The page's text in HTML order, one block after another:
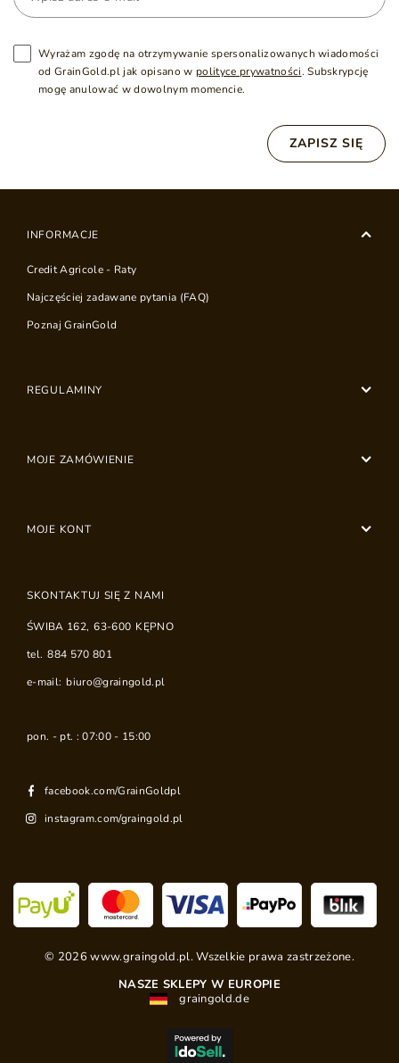
Wyrażam zgodę na otrzymywanie spersonalizowanych wiadomości
od GrainGold.pl jak opisano w polityce prywatności. Subskrypcję
mogę anulować w dowolnym momencie.
ZAPISZ SIĘ
INFORMACJE
Credit Agricole - Raty
Najczęściej zadawane pytania (FAQ)
Poznaj GrainGold
REGULAMINY
MOJE ZAMÓWIENIE
MOJE KONT
SKONTAKTUJ SIĘ Z NAMI
ŚWIBA 162, 63-600 KĘPNO
tel. 884 570 801
e-mail: biuro@graingold.pl
pon. - pt. : 07:00 - 15:00
facebook.com/GrainGoldpl
instagram.com/graingold.pl
© 2026 www.graingold.pl. Wszelkie prawa zastrzeżone.
NASZE SKLEPY W EUROPIE
graingold.de